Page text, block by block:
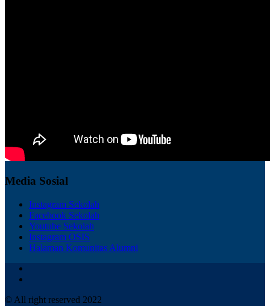
Media Sosial
Instagram Sekolah
Facebook Sekolah
Youtube Sekolah
Instagram OSIS
Halaman Komunitas Alumni
© All right reserved 2022